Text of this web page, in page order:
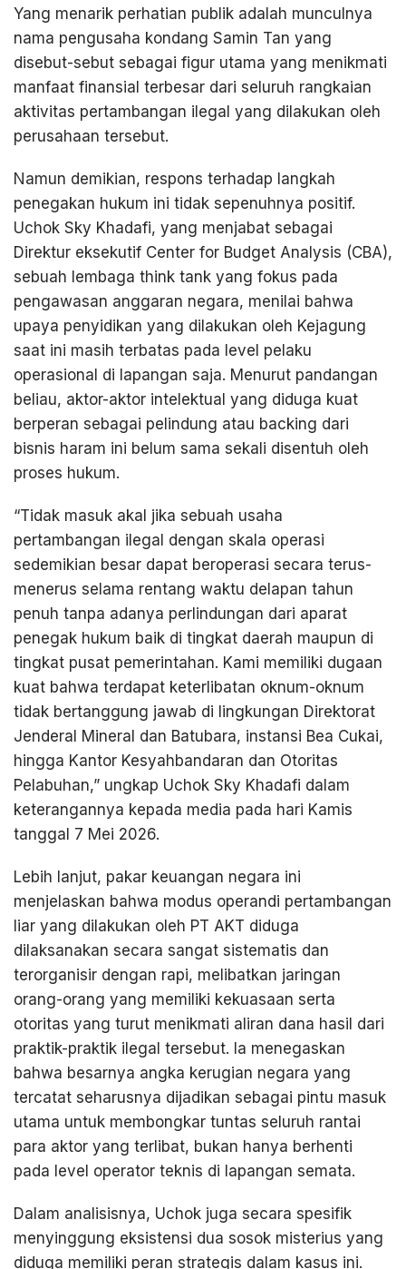
Yang menarik perhatian publik adalah munculnya
nama pengusaha kondang Samin Tan yang
disebut-sebut sebagai figur utama yang menikmati
manfaat finansial terbesar dari seluruh rangkaian
aktivitas pertambangan ilegal yang dilakukan oleh
perusahaan tersebut.
Namun demikian, respons terhadap langkah
penegakan hukum ini tidak sepenuhnya positif.
Uchok Sky Khadafi, yang menjabat sebagai
Direktur eksekutif Center for Budget Analysis (CBA),
sebuah lembaga think tank yang fokus pada
pengawasan anggaran negara, menilai bahwa
upaya penyidikan yang dilakukan oleh Kejagung
saat ini masih terbatas pada level pelaku
operasional di lapangan saja. Menurut pandangan
beliau, aktor-aktor intelektual yang diduga kuat
berperan sebagai pelindung atau backing dari
bisnis haram ini belum sama sekali disentuh oleh
proses hukum.
“Tidak masuk akal jika sebuah usaha
pertambangan ilegal dengan skala operasi
sedemikian besar dapat beroperasi secara terus-
menerus selama rentang waktu delapan tahun
penuh tanpa adanya perlindungan dari aparat
penegak hukum baik di tingkat daerah maupun di
tingkat pusat pemerintahan. Kami memiliki dugaan
kuat bahwa terdapat keterlibatan oknum-oknum
tidak bertanggung jawab di lingkungan Direktorat
Jenderal Mineral dan Batubara, instansi Bea Cukai,
hingga Kantor Kesyahbandaran dan Otoritas
Pelabuhan,” ungkap Uchok Sky Khadafi dalam
keterangannya kepada media pada hari Kamis
tanggal 7 Mei 2026.
Lebih lanjut, pakar keuangan negara ini
menjelaskan bahwa modus operandi pertambangan
liar yang dilakukan oleh PT AKT diduga
dilaksanakan secara sangat sistematis dan
terorganisir dengan rapi, melibatkan jaringan
orang-orang yang memiliki kekuasaan serta
otoritas yang turut menikmati aliran dana hasil dari
praktik-praktik ilegal tersebut. Ia menegaskan
bahwa besarnya angka kerugian negara yang
tercatat seharusnya dijadikan sebagai pintu masuk
utama untuk membongkar tuntas seluruh rantai
para aktor yang terlibat, bukan hanya berhenti
pada level operator teknis di lapangan semata.
Dalam analisisnya, Uchok juga secara spesifik
menyinggung eksistensi dua sosok misterius yang
diduga memiliki peran strategis dalam kasus ini.